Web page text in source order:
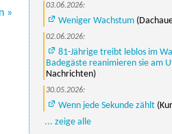
»
03.06.2026:
Weniger Wachstum
02.06.2026:
81-Jährige treibt leblos im
Badegäste reanimieren sie am
Nachrichten)
30.05.2026:
Wenn jede Sekunde zählt
... zeige alle